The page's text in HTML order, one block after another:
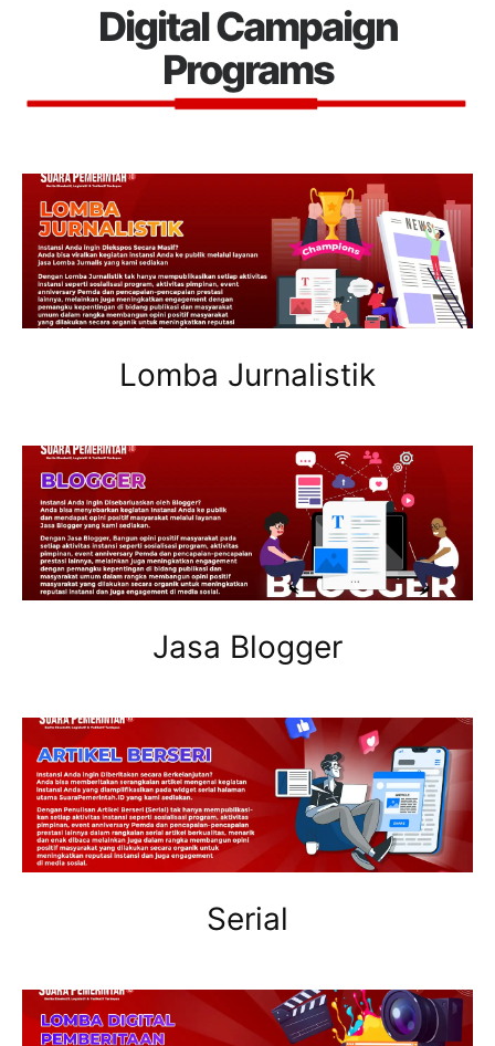
Digital Campaign
Programs
Lomba Jurnalistik
Jasa Blogger
Serial